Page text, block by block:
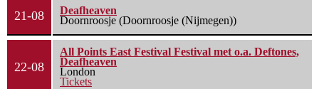
21-08
Deafheaven
Doornroosje (Doornroosje (Nijmegen))
22-08
All Points East Festival Festival met o.a. Deftones,
Deafheaven
London
Tickets